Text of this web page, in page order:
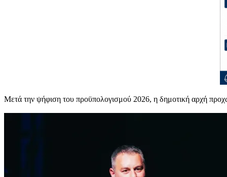
Μετά την ψήφιση του προϋπολογισμού 2026, η δημοτική αρχή